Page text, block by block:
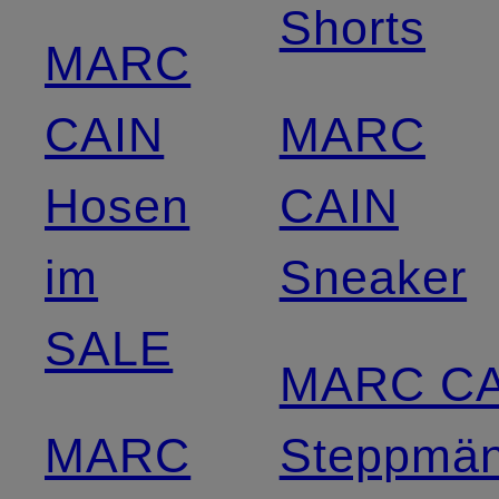
MARC
CAIN
Hosen
im
SALE
MARC
Shorts
MARC
CAIN
Sneaker
MARC